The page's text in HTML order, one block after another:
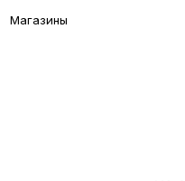
Магазины